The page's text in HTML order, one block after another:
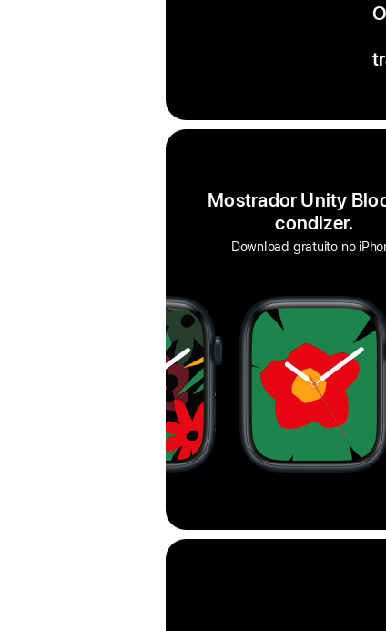
Mostrador Unity
condizer.
Download gratuito no